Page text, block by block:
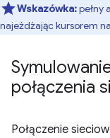
Wskazówka:pełny
najeżdżając kursorem
połączenia
Połączenie